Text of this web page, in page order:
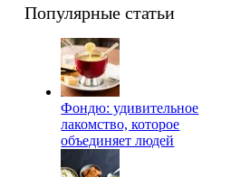
Популярные статьи
Фондю: удивительное
лакомство, которое
объединяет людей